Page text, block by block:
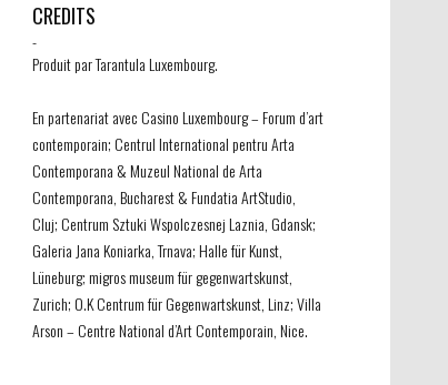
CREDITS
-
Produit par Tarantula Luxembourg.
En partenariat avec Casino Luxembourg – Forum d’art
contemporain; Centrul International pentru Arta
Contemporana & Muzeul National de Arta
Contemporana, Bucharest & Fundatia ArtStudio,
Cluj; Centrum Sztuki Wspolczesnej Laznia, Gdansk;
Galeria Jana Koniarka, Trnava; Halle für Kunst,
Lüneburg; migros museum für gegenwartskunst,
Zurich; O.K Centrum für Gegenwartskunst, Linz; Villa
Arson – Centre National d’Art Contemporain, Nice.